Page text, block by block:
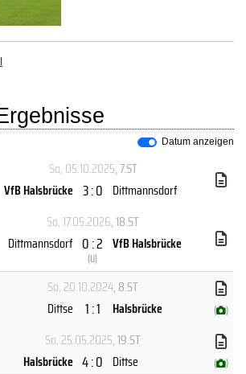
Datum anzeigen
So, 05.10.2025, 7.ST
VfB Halsbrücke 3 : 0 Dittmannsdorf
So, 17.05.2026, 18.ST
Dittmannsdorf 0 : 2
(U)
VfB Halsbrücke
So, 20.10.2024, 8.ST
Dittse
1 : 1 Halsbrücke ( )
So, 25.05.2025, 19.ST
Halsbrücke 4 : 0 Dittse ( )